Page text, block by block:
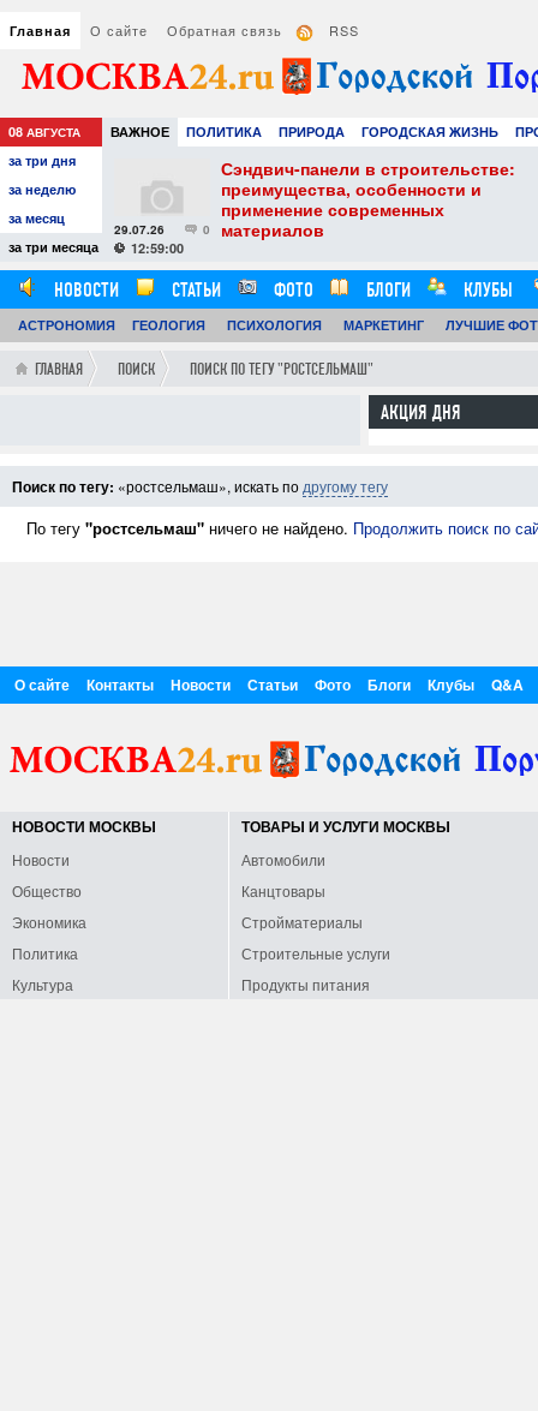
Главная О сайте Обратная связь RSS
08 АВГУСТА ВАЖНОЕ ПОЛИТИКА ПРИРОДА ГОРОДСКАЯ ЖИЗНЬ
ТЕХНОЛОГИИ
за три дня
за неделю
за месяц
за три месяца
советы для
0
29.07.26
12:59:00
Сэндвич-панели в строительстве:
преимущества, особенности и
применение современных
материалов
НОВОСТИ СТАТЬИ ФОТО БЛОГИ
КЛУБЫ
ОБЗОРЫ
ВИДЕОРЕПОРТАЖИ
АСТРОНОМИЯ ГЕОЛОГИЯ ПСИХОЛОГИЯ МАРКЕТИНГ ЛУЧШИЕ
ГЛАВНАЯ ПОИСК ПОИСК ПО ТЕГУ "РОСТСЕЛЬМАШ"
АКЦИЯ ДНЯ
Поиск по тегу: «ростсельмаш», искать по другому тегу
По тегу "ростсельмаш" ничего не найдено. Продолжить поиск по
О сайте Контакты Новости Статьи Фото Блоги Клубы Q&A
НОВОСТИ МОСКВЫ
Новости
Общество
Экономика
Политика
Культура
ТОВАРЫ И УСЛУГИ МОСКВЫ
Автомобили
Канцтовары
Стройматериалы
Строительные услуги
Продукты питания